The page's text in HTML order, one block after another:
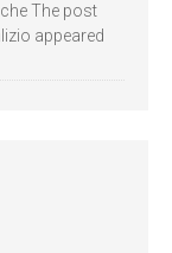
The post
appeared